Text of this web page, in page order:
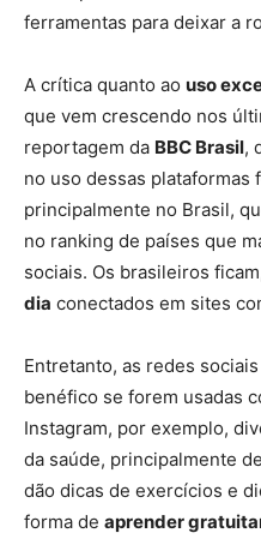
ferramentas para deixar a
A crítica quanto ao uso
que vem crescendo nos
reportagem da BBC Brasil,
no uso dessas plataformas
principalmente no Brasil,
no ranking de países que
sociais. Os brasileiros
dia conectados em sites
Entretanto, as redes
benéfico se forem usadas
Instagram, por exemplo,
da saúde, principalmente
dão dicas de exercícios e
forma de aprender